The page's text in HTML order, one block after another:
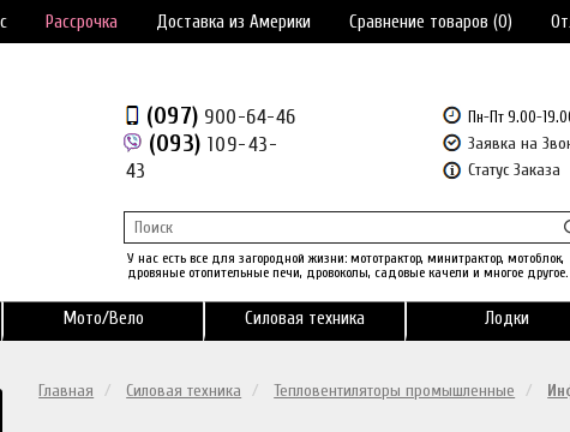
Рассрочка Доставка из Америки Сравнение товаров (0)
(097) 900-64-46
(093) 109-43-
43
Пн-Пт 9.00-
Заявка на
Статус Заказа
У нас есть все для загородной жизни: мототрактор, минитрактор, мотоблок,
дровяные отопительные печи, дровоколы, садовые качели и многое другое.
Мото/Вело Силовая техника Лодки
Главная Силовая техника Тепловентиляторы промышленные